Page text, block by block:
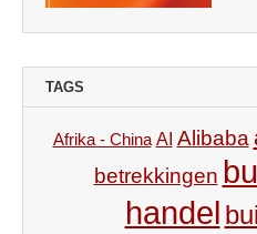
TAGS
Afrika - China AI Alibaba
betrekkingen
handel